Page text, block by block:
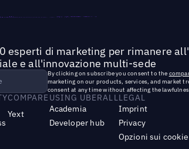
esperti di marketing per rimanere
e all'innovazione multi-sede
By clicking on subscribe you consent to the
marketing on our products, services, and market
consent at any time without affecting the
COMPARE
Yext
USING UBERALL
Academia
Developer hub
LEGAL
Imprint
Privacy
Opzioni sui cookie